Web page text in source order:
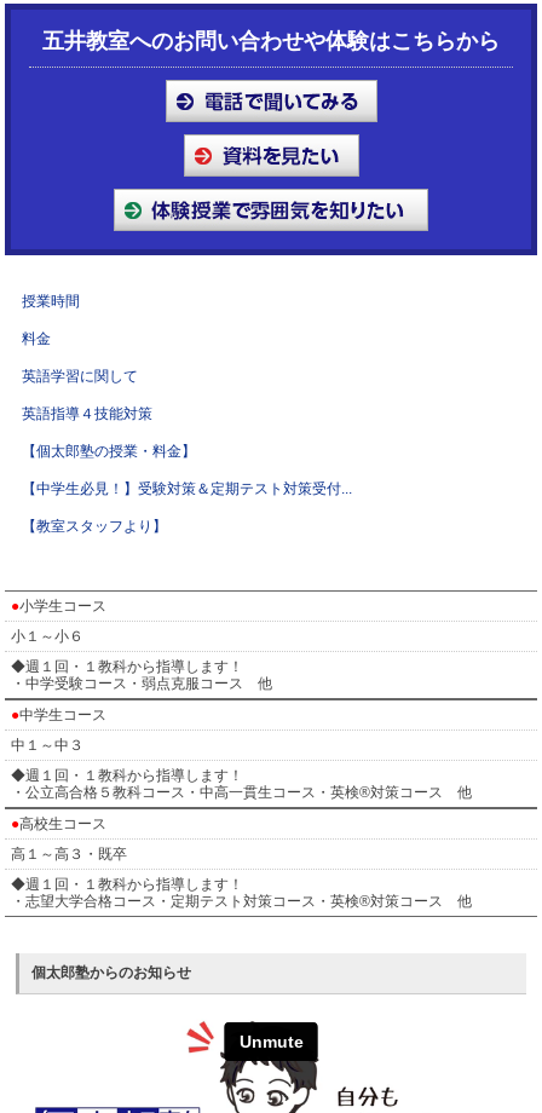
五井教室へのお問い合わせや体験はこちらから
授業時間
料金
英語学習に関して
英語指導４技能対策
【個太郎塾の授業・料金】
【中学生必見！】受験対策＆定期テスト対策受付...
【教室スタッフより】
●小学生コース
小１～小６
◆週１回・１教科から指導します！
・中学受験コース・弱点克服コース 他
●中学生コース
中１～中３
◆週１回・１教科から指導します！
・公立高合格５教科コース・中高一貫生コース・英検®対策コース 他
●高校生コース
高１～高３・既卒
◆週１回・１教科から指導します！
・志望大学合格コース・定期テスト対策コース・英検®対策コース 他
個太郎塾からのお知らせ